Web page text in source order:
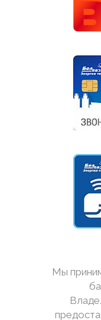
Мы